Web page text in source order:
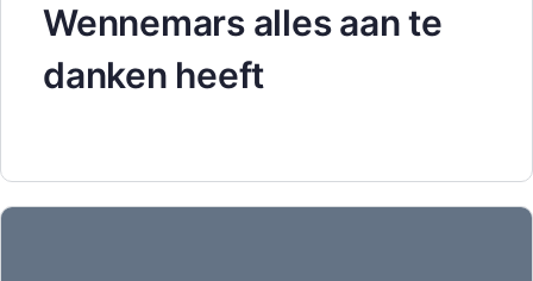
Wennemars alles aan te
danken heeft